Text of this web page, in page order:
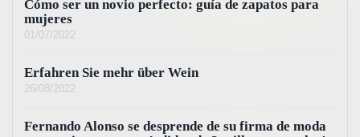
Cómo ser un novio perfecto: guía de zapatos para
mujeres
01/07/2022
Erfahren Sie mehr über Wein
26/08/2022
Fernando Alonso se desprende de su firma de moda